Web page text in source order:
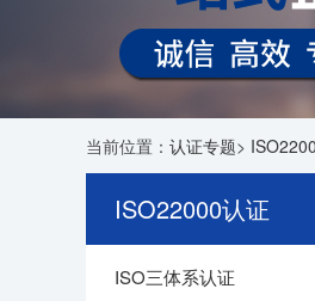
当前位置： 认证专题>
ISO22000认证
ISO三体系认证